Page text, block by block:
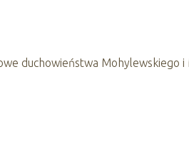
duchowieństwa Mohylewskiego i